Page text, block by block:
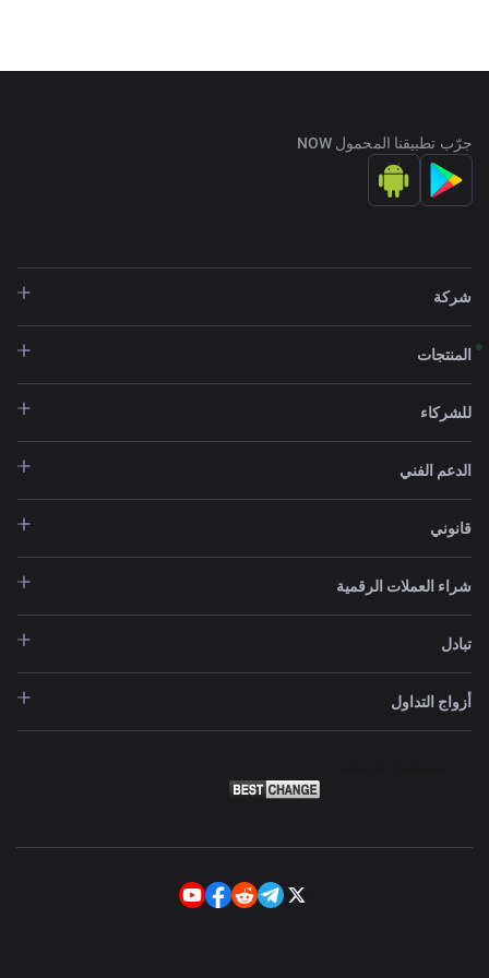
جرّب تطبيقنا المحمول NOW
شركة
المنتجات
للشركاء
الدعم الفني
قانوني
شراء العملات الرقمية
تبادل
أزواج التداول